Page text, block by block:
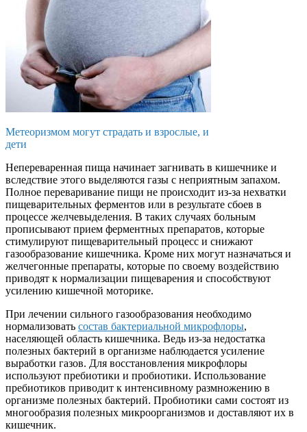
Метеоризмом могут страдать и взрослые, и
дети
Непереваренная пища начинает загнивать в кишечнике и
вследствие этого выделяются газы с неприятным запахом.
Полное переваривание пищи не происходит из-за нехватки
пищеварительных ферментов или в результате сбоев в
процессе желчевыделения. В таких случаях больным
прописывают прием ферментных препаратов, которые
стимулируют пищеварительный процесс и снижают
газообразование кишечника. Кроме них могут назначаться и
желчегонные препараты, которые по своему воздействию
приводят к нормализации пищеварения и способствуют
усилению кишечной моторике.
При лечении сильного газообразования необходимо
нормализовать состав бактериальной микрофлоры,
населяющей область кишечника. Ведь из-за недостатка
полезных бактерий в организме наблюдается усиление
выработки газов. Для восстановления микрофлоры
используют пребиотики и пробиотики. Использование
пребиотиков приводит к интенсивному размножению в
организме полезных бактерий. Пробиотики сами состоят из
многообразия полезных микроорганизмов и доставляют их в
кишечник.